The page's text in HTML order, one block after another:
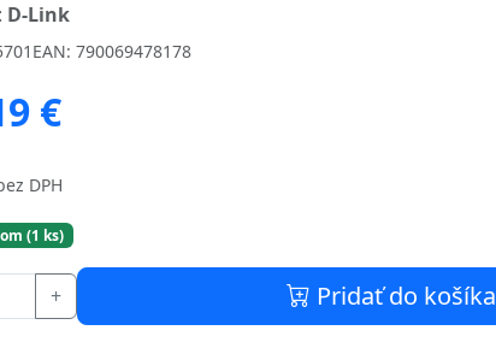
D-Link
EAN: 790069478178
€
DPH
(1 ks)
+ Pridať do košíka